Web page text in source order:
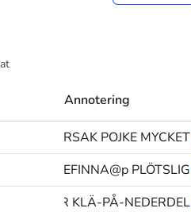
Annotering
ORSAK POJKE MYCKET
PLÖTSLIG
KLÄDER KLÄ-PÅ-NEDERDEL